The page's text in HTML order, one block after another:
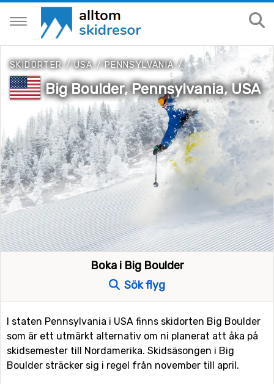
SKIDORTER /USA/PENNSYLVANIA/
Big Boulder, Pennsylvania, USA
Boka i Big Boulder
Sök flyg
I staten Pennsylvania i USA finns skidorten Big Boulder
som är ett utmärkt alternativ om ni planerat att åka på
skidsemester till Nordamerika. Skidsäsongen i Big
Boulder sträcker sig i regel från november till april.